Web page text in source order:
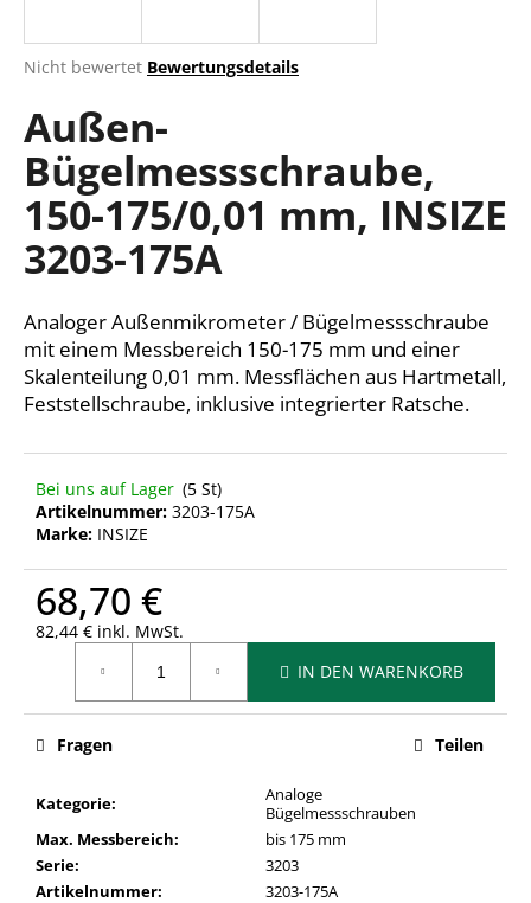
Die
Produktbewertung
ist
0,0
von
5
Sternen.
Nicht bewertet Bewertungsdetails
Außen-
Bügelmessschraube,
150-175/0,01 mm, INSIZE
3203-175A
Analoger Außenmikrometer / Bügelmessschraube
mit einem Messbereich 150-175 mm und einer
Skalenteilung 0,01 mm. Messflächen aus Hartmetall,
Feststellschraube, inklusive integrierter Ratsche.
Bei uns auf Lager (5 St)
Artikelnummer: 3203-175A
Marke: INSIZE
68,70 €
82,44 € inkl. MwSt.
IN DEN WARENKORB
Kategorie:
Analoge
Bügelmessschrauben
Max. Messbereich:
bis 175 mm
Serie:
3203
Artikelnummer: 3203-175A
Fragen Teilen
W
i
r
e
p
f
e
h
e
n